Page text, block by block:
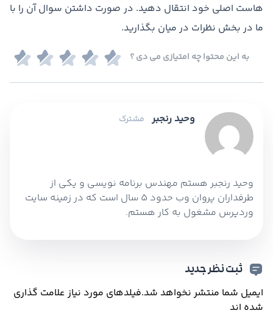
هاست اصلی خود انتقال دهید. در صورت داشتن سوال آن را با
ما در بخش نظرات در میان بگذارید.
به این محتوا چه امتیازی می دی ؟
وحید رنجبر مشترک
وحید رنجبر هستم مهندس برنامه نویسی و یکی از
طرفداران پروان وب حدود 5 سال است که در زمینه سایت
وردپرس مشغول به کار هستم.
ثبت نظر جدید
ایمیل شما منتشر نخواهد شد.فیلدهای مورد نیاز علامت گذاری
شده اند